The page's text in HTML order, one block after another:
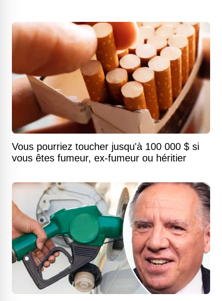
Vous pourriez toucher jusqu'à 100 000 $ si
vous êtes fumeur, ex-fumeur ou héritier